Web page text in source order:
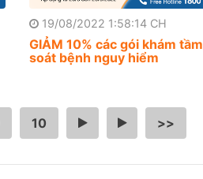
19/08/2022 1:58:14 CH
GIẢM 10% các gói khám tầm
soát bệnh nguy hiểm
10 … > >>